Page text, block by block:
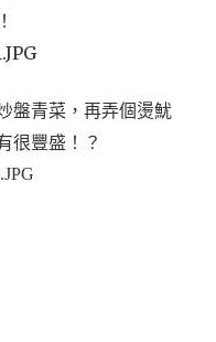
盤青菜，再弄個燙魷
很豐盛！？